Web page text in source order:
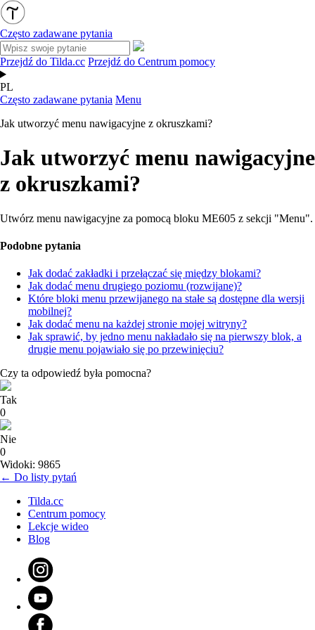
Często zadawane pytania
Przejdź do Tilda.cc Przejdź do Centrum pomocy
PL
Często zadawane pytania Menu
Jak utworzyć menu nawigacyjne z okruszkami?
Jak utworzyć menu nawigacyjne
z okruszkami?
Utwórz menu nawigacyjne za pomocą bloku ME605 z sekcji "Menu".
Podobne pytania
Jak dodać zakładki i przełączać się między blokami?
Jak dodać menu drugiego poziomu (rozwijane)?
Które bloki menu przewijanego na stałe są dostępne dla wersji
mobilnej?
Jak dodać menu na każdej stronie mojej witryny?
Jak sprawić, by jedno menu nakładało się na pierwszy blok, a
drugie menu pojawiało się po przewinięciu?
Czy ta odpowiedź była pomocna?
Tak
0
Nie
0
Widoki: 9865
← Do listy pytań
Tilda.cc
Centrum pomocy
Lekcje wideo
Blog